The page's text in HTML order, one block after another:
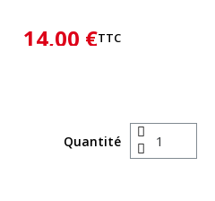
14,00 €TTC
Quantité